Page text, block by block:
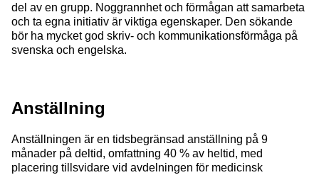
del av en grupp. Noggrannhet och förmågan att samarbeta
och ta egna initiativ är viktiga egenskaper. Den sökande
bör ha mycket god skriv- och kommunikationsförmåga på
svenska och engelska.
Anställning
Anställningen är en tidsbegränsad anställning på 9
månader på deltid, omfattning 40 % av heltid, med
placering tillsvidare vid avdelningen för medicinsk